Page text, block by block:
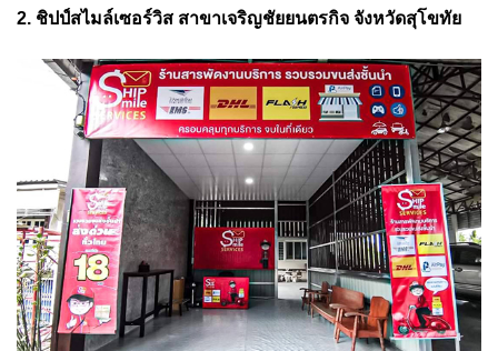
2. ชิปป์สไมล์เซอร์วิส สาขาเจริญชัยยนตรกิจ จังหวัดสุโขทัย